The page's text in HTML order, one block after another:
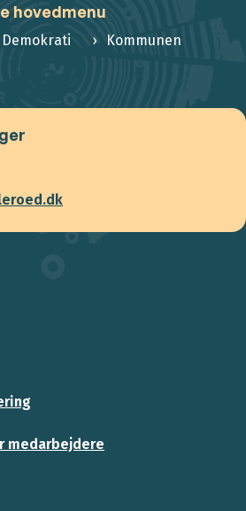
hovedmenu
Demokrati Kommunen
medarbejdere